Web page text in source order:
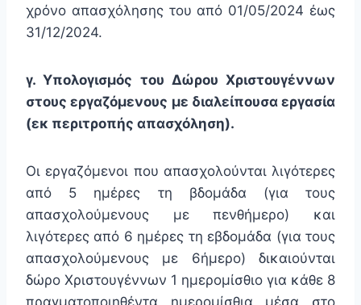
χρόνο απασχόλησης του από 01/05/2024 έως
31/12/2024.
γ. Υπολογισμός του Δώρου Χριστουγέννων
στους εργαζόμενους με διαλείπουσα εργασία
(εκ περιτροπής απασχόληση).
Οι εργαζόμενοι που απασχολούνται λιγότερες
από 5 ημέρες τη βδομάδα (για τους
απασχολούμενους με πενθήμερο) και
λιγότερες από 6 ημέρες τη εβδομάδα (για τους
απασχολούμενους με 6ήμερο) δικαιούνται
δώρο Χριστουγέννων 1 ημερομίσθιο για κάθε 8